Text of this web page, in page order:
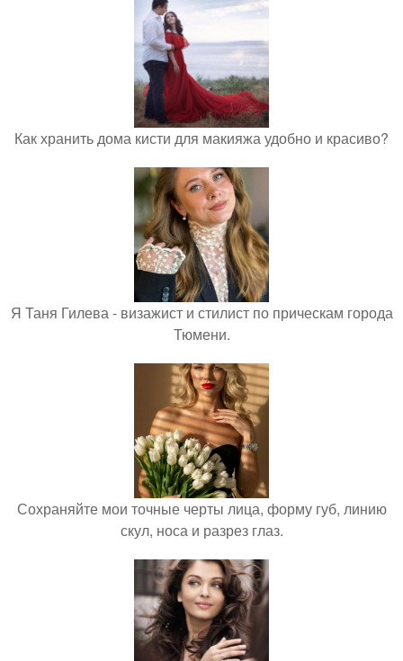
Как хранить дома кисти для макияжа удобно и красиво?
Я Таня Гилева - визажист и стилист по прическам города
Тюмени.
Сохраняйте мои точные черты лица, форму губ, линию
скул, носа и разрез глаз.